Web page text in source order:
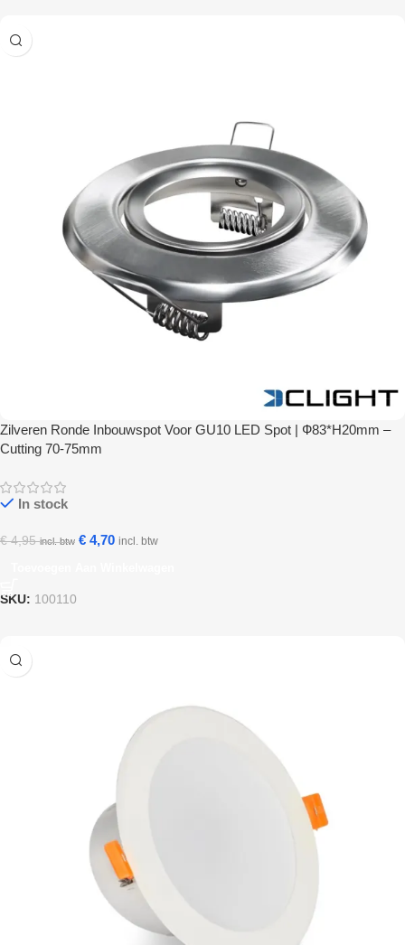
Zilveren Ronde Inbouwspot Voor GU10 LED Spot | Ф83*H20mm –
Cutting 70-75mm
In stock
€4,95 incl. btw € 4,70 incl. btw
SKU: 100110